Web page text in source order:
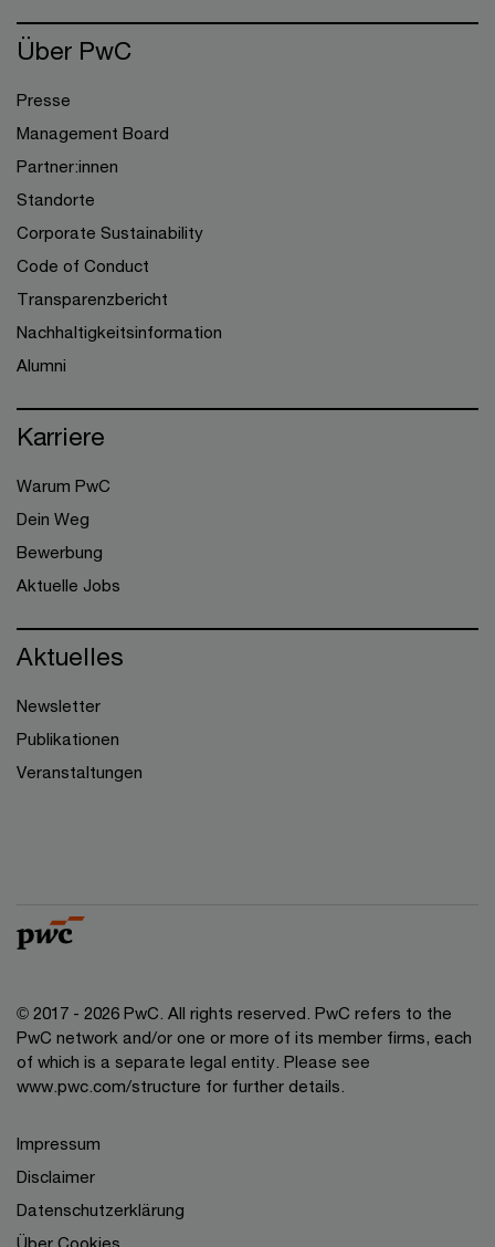
Über PwC
Presse
Management Board
Partner:innen
Standorte
Corporate Sustainability
Code of Conduct
Transparenzbericht
Nachhaltigkeitsinformation
Alumni
Karriere
Warum PwC
Dein Weg
Bewerbung
Aktuelle Jobs
Aktuelles
Newsletter
Publikationen
Veranstaltungen
© 2017 - 2026 PwC. All rights reserved. PwC refers to the
PwC network and/or one or more of its member firms, each
of which is a separate legal entity. Please see
www.pwc.com/structure for further details.
Impressum
Disclaimer
Datenschutzerklärung
Über Cookies